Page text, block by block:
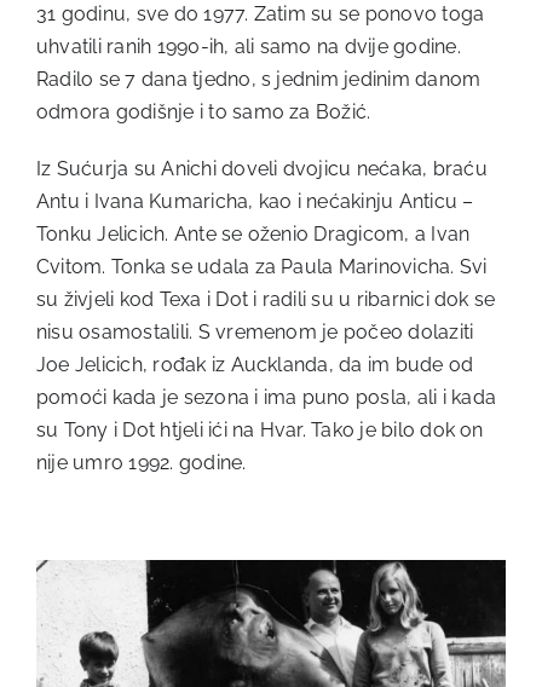
31 godinu, sve do 1977. Zatim su se ponovo toga
uhvatili ranih 1990-ih, ali samo na dvije godine.
Radilo se 7 dana tjedno, s jednim jedinim danom
odmora godišnje i to samo za Božić.
Iz Sućurja su Anichi doveli dvojicu nećaka, braću
Antu i Ivana Kumaricha, kao i nećakinju Anticu –
Tonku Jelicich. Ante se oženio Dragicom, a Ivan
Cvitom. Tonka se udala za Paula Marinovicha. Svi
su živjeli kod Texa i Dot i radili su u ribarnici dok se
nisu osamostalili. S vremenom je počeo dolaziti
Joe Jelicich, rođak iz Aucklanda, da im bude od
pomoći kada je sezona i ima puno posla, ali i kada
su Tony i Dot htjeli ići na Hvar. Tako je bilo dok on
nije umro 1992. godine.